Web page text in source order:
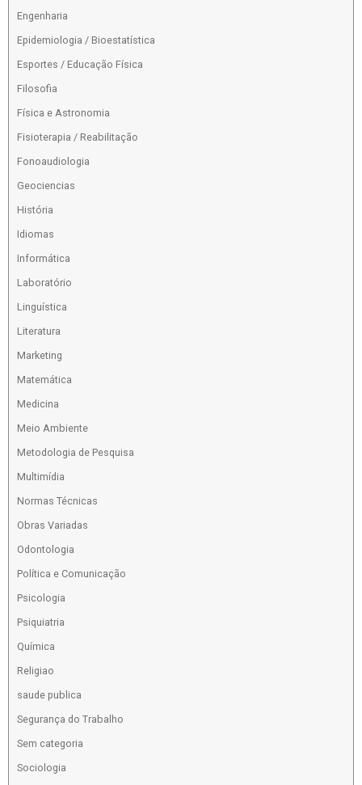
Engenharia
Epidemiologia / Bioestatística
Esportes / Educação Física
Filosofia
Física e Astronomia
Fisioterapia / Reabilitação
Fonoaudiologia
Geociencias
História
Idiomas
Informática
Laboratório
Linguística
Literatura
Marketing
Matemática
Medicina
Meio Ambiente
Metodologia de Pesquisa
Multimídia
Normas Técnicas
Obras Variadas
Odontologia
Política e Comunicação
Psicologia
Psiquiatria
Química
Religiao
saude publica
Segurança do Trabalho
Sem categoria
Sociologia